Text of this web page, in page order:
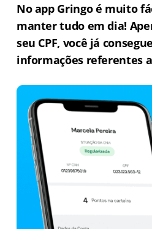
Noapp Gringoé muito
manter tudo em dia!
seu CPF, você já
informações referentes